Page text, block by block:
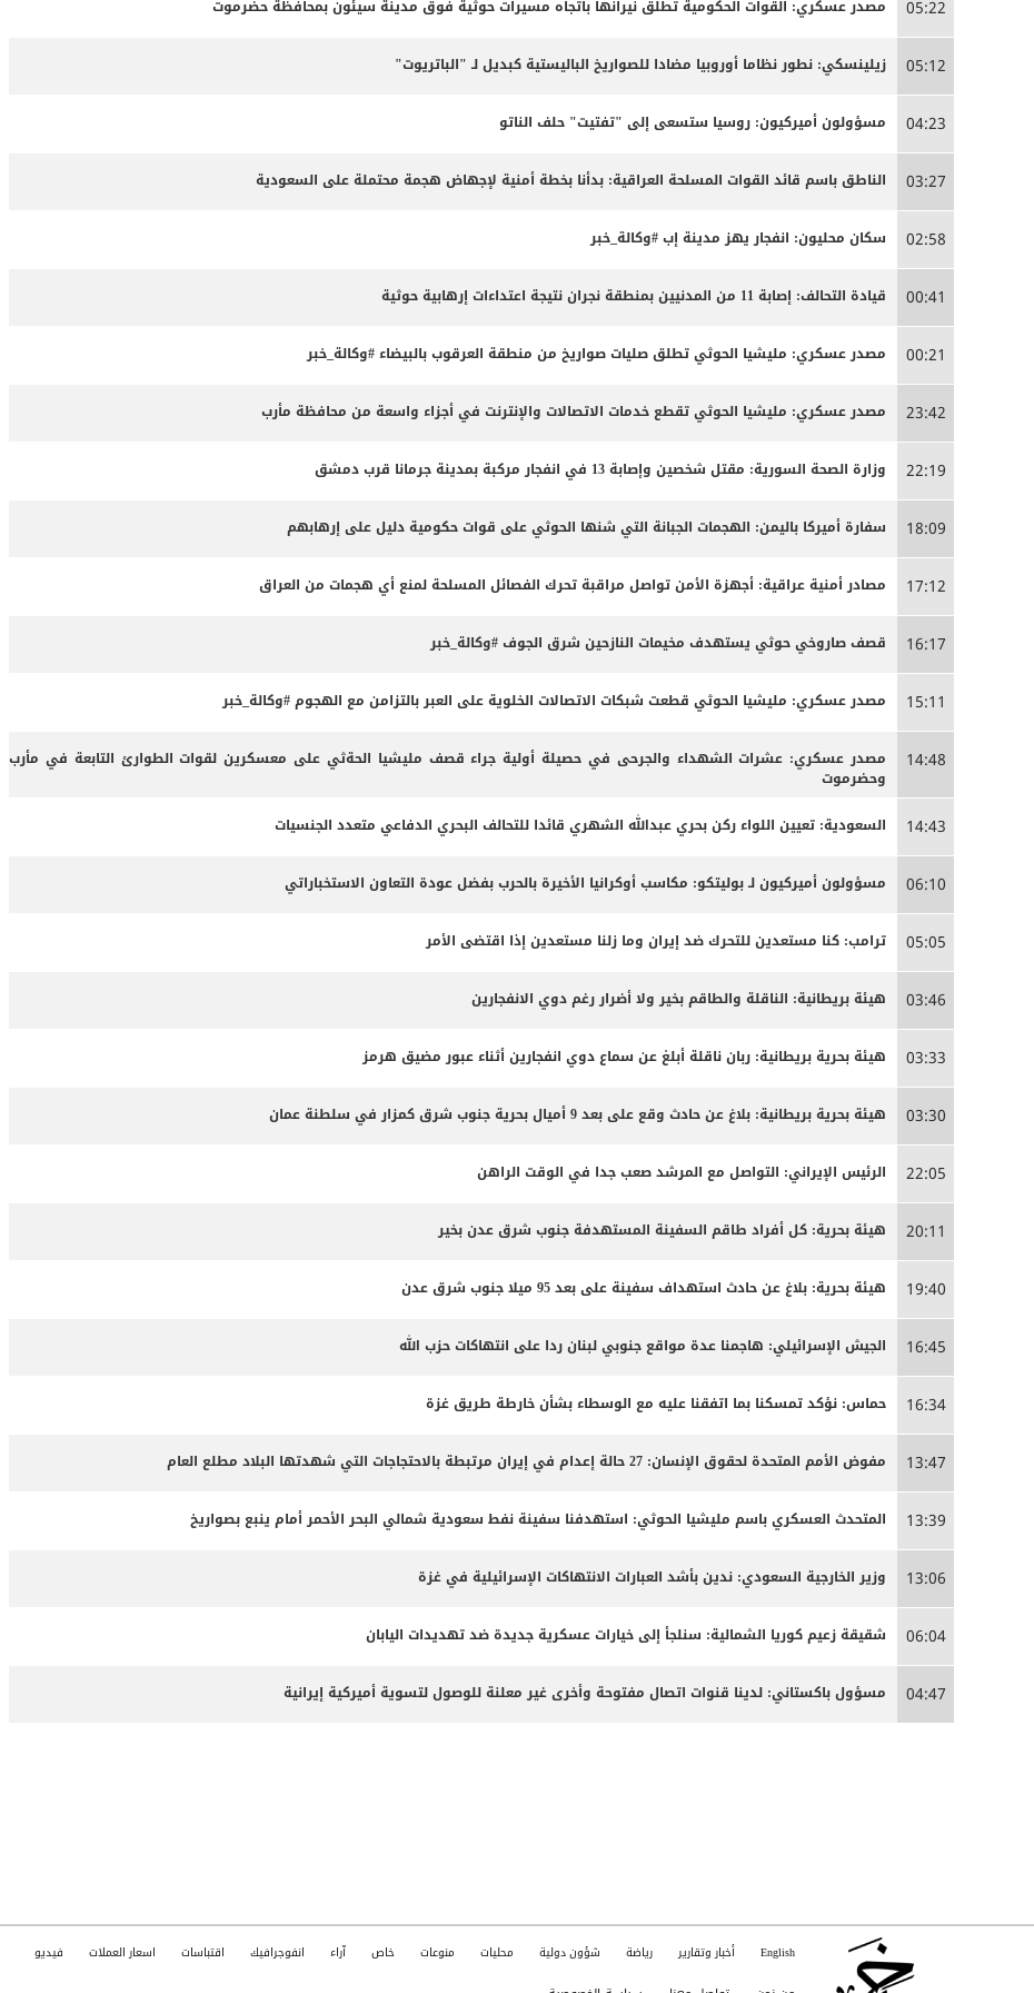
05:22 مصدر عسكري: القوات الحكومية تطلق نيرانها باتجاه مسيرات حوثية فوق مدينة سيئون بمحافظة حضرموت
05:12 زيلينسكي: نطور نظاما أوروبيا مضادا للصواريخ الباليستية كبديل لـ "الباتريوت"
04:23 مسؤولون أميركيون: روسيا ستسعى إلى "تفتيت" حلف الناتو
03:27 الناطق باسم قائد القوات المسلحة العراقية: بدأنا بخطة أمنية لإجهاض هجمة محتملة على السعودية
02:58 سكان محليون: انفجار يهز مدينة إب #وكالة_خبر
00:41 قيادة التحالف: إصابة 11 من المدنيين بمنطقة نجران نتيجة اعتداءات إرهابية حوثية
00:21 مصدر عسكري: مليشيا الحوثي تطلق صليات صواريخ من منطقة العرقوب بالبيضاء #وكالة_خبر
23:42 مصدر عسكري: مليشيا الحوثي تقطع خدمات الاتصالات والإنترنت في أجزاء واسعة من محافظة مأرب
22:19 وزارة الصحة السورية: مقتل شخصين وإصابة 13 في انفجار مركبة بمدينة جرمانا قرب دمشق
18:09 سفارة أميركا باليمن: الهجمات الجبانة التي شنها الحوثي على قوات حكومية دليل على إرهابهم
17:12 مصادر أمنية عراقية: أجهزة الأمن تواصل مراقبة تحرك الفصائل المسلحة لمنع أي هجمات من العراق
16:17 قصف صاروخي حوثي يستهدف مخيمات النازحين شرق الجوف #وكالة_خبر
15:11 مصدر عسكري: مليشيا الحوثي قطعت شبكات الاتصالات الخلوية على العبر بالتزامن مع الهجوم #وكالة_خبر
14:48
مصدر عسكري: عشرات الشهداء والجرحى ‏في حصيلة أولية جراء قصف مليشيا الحةثي على معسكرين لقوات الطوارئ التابعة في مأرب
وحضرموت
14:43 السعودية: تعيين اللواء ركن بحري عبدالله الشهري قائدا للتحالف البحري الدفاعي متعدد الجنسيات
06:10 مسؤولون أميركيون لـ بوليتكو: مكاسب أوكرانيا الأخيرة بالحرب بفضل عودة التعاون الاستخباراتي
05:05 ترامب: كنا مستعدين للتحرك ضد إيران وما زلنا مستعدين إذا اقتضى الأمر
03:46 هيئة بريطانية: الناقلة والطاقم بخير ولا أضرار رغم دوي الانفجارين
03:33 هيئة بحرية بريطانية: ربان ناقلة أبلغ عن سماع دوي انفجارين أثناء عبور مضيق هرمز
03:30 هيئة بحرية بريطانية: بلاغ عن حادث وقع على بعد 9 أميال بحرية جنوب شرق كمزار في سلطنة عمان
22:05 الرئيس الإيراني: التواصل مع المرشد صعب جدا في الوقت الراهن
20:11 هيئة بحرية: كل أفراد طاقم السفينة المستهدفة جنوب شرق عدن بخير
19:40 هيئة بحرية: بلاغ عن حادث استهداف سفينة على بعد 95 ميلا جنوب شرق عدن
16:45 الجيش الإسرائيلي: هاجمنا عدة مواقع جنوبي لبنان ردا على انتهاكات حزب الله
16:34 حماس: نؤكد تمسكنا بما اتفقنا عليه مع الوسطاء بشأن خارطة طريق غزة
13:47 مفوض الأمم المتحدة لحقوق الإنسان: 27 حالة إعدام في إيران مرتبطة بالاحتجاجات التي شهدتها البلاد مطلع العام
13:39 المتحدث العسكري باسم مليشيا الحوثي: استهدفنا سفينة نفط سعودية شمالي البحر الأحمر أمام ينبع بصواريخ
13:06 وزير الخارجية السعودي: ندين بأشد العبارات الانتهاكات الإسرائيلية في غزة
06:04 شقيقة زعيم كوريا الشمالية: سنلجأ إلى خيارات عسكرية جديدة ضد تهديدات اليابان
04:47 مسؤول باكستاني: لدينا قنوات اتصال مفتوحة وأخرى غير معلنة للوصول لتسوية أميركية إيرانية
English أخبار وتقارير رياضة شؤون دولية محليات منوعات خاص آراء انفوجرافيك اقتباسات اسعار العملات فيديو